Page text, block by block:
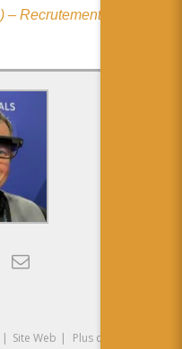
Recrutement par
| Site Web |
Plus de